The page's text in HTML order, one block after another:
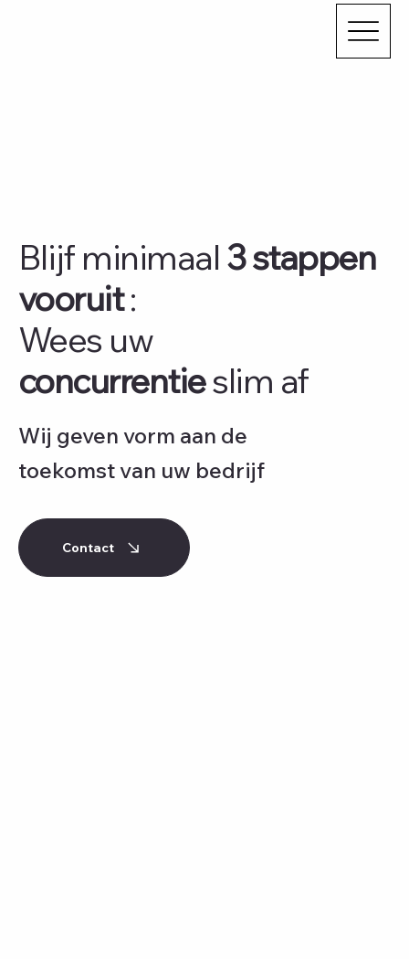
Blijf minimaal 3 stappen
vooruit:
Wees uw
concurrentieslim af
Wij geven vorm aan de
toekomst van uw bedrijf
Contact